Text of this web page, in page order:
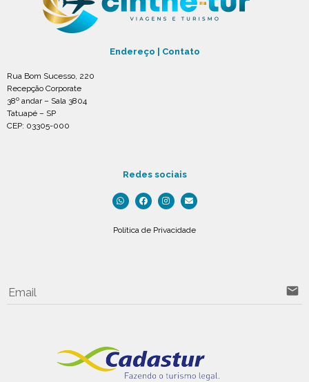
Endereço | Contato
Rua Bom Sucesso, 220
Recepção Corporate
38º andar – Sala 3804
Tatuapé – SP
CEP: 03305-000
Redes sociais
Política de Privacidade
Email email